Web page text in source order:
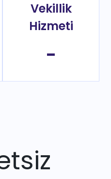
Vekillik
Hizmeti
-